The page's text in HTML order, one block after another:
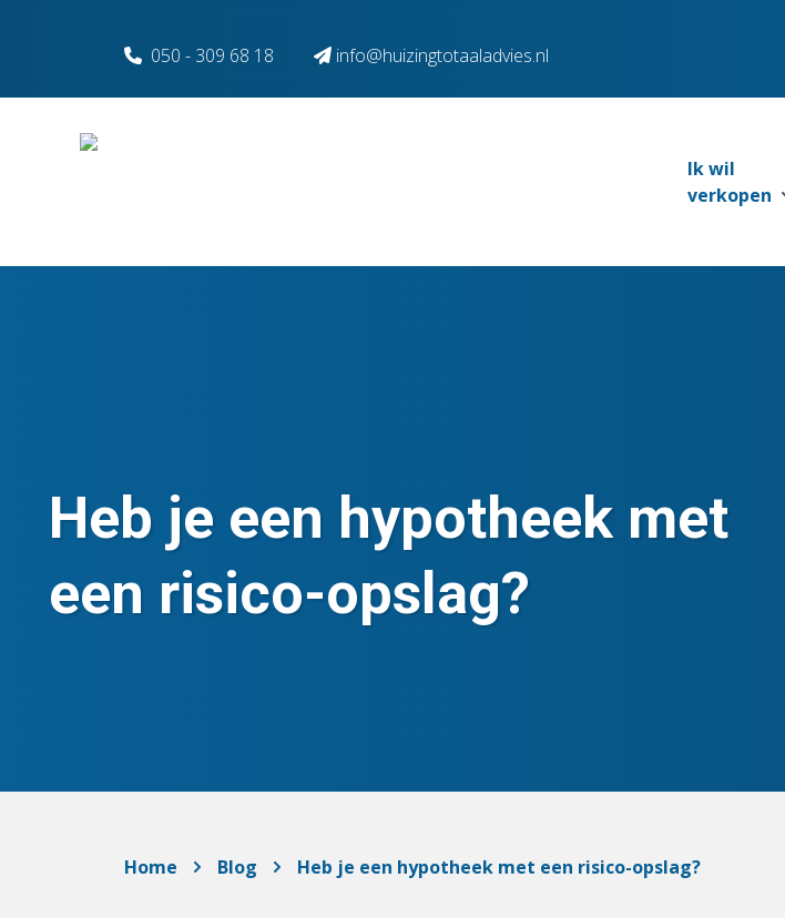
050 - 309 68 18
info@huizingtotaaladvies.nl
Ik wil
verkopen
Heb je een hypotheek met
een risico-opslag?
Home Blog Heb je een hypotheek met een risico-opslag?